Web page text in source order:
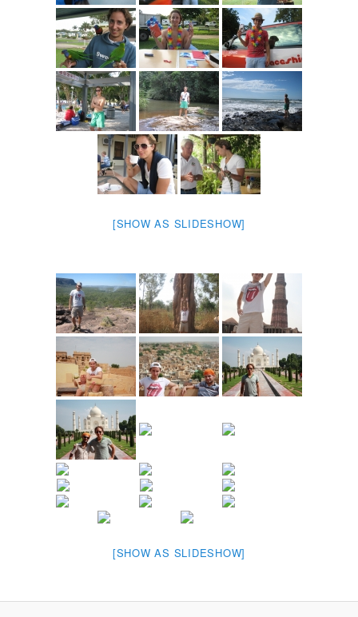
[SHOW AS SLIDESHOW]
[SHOW AS SLIDESHOW]